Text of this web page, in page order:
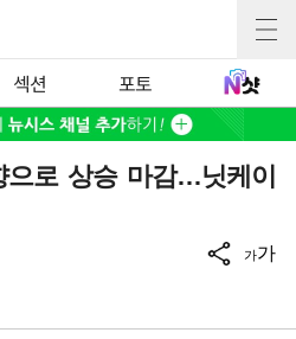
섹션 포토
으로 상승 마감…닛케이
가가